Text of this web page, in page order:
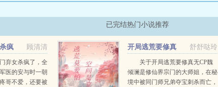
已完结热门小说推荐
顾清清
疯
谅
弃女杀疯了，全
医的安与时一朝
哥不爱，还要被
舒舒哒玲
开局逃荒要修真
关于开局逃荒要修真无CP魏
倾澜是修仙界宗门的大师姐，在秘
境中被同门师兄弟夺宝刺杀而亡，